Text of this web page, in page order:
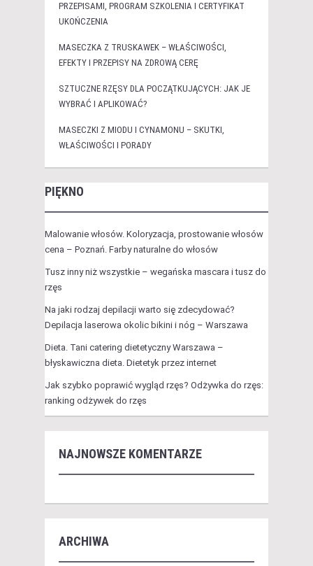
PRZEPISAMI, PROGRAM SZKOLENIA I CERTYFIKAT
UKOŃCZENIA
MASECZKA Z TRUSKAWEK – WŁAŚCIWOŚCI,
EFEKTY I PRZEPISY NA ZDROWĄ CERĘ
SZTUCZNE RZĘSY DLA POCZĄTKUJĄCYCH: JAK JE
WYBRAĆ I APLIKOWAĆ?
MASECZKI Z MIODU I CYNAMONU – SKUTKI,
WŁAŚCIWOŚCI I PORADY
PIĘKNO
Malowanie włosów. Koloryzacja, prostowanie włosów
cena – Poznań. Farby naturalne do włosów
Tusz inny niż wszystkie – wegańska mascara i tusz do
rzęs
Na jaki rodzaj depilacji warto się zdecydować?
Depilacja laserowa okolic bikini i nóg – Warszawa
Dieta. Tani catering dietetyczny Warszawa –
błyskawiczna dieta. Dietetyk przez internet
Jak szybko poprawić wygląd rzęs? Odżywka do rzęs:
ranking odżywek do rzęs
NAJNOWSZE KOMENTARZE
ARCHIWA